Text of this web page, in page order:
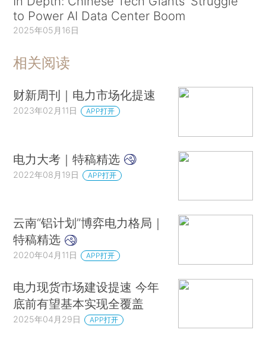
to Power AI Data Center Boom
2025年05月16日
相关阅读
财新周刊｜电力市场化提速
2023年02月11日 APP打开
电力大考｜特稿精选
2022年08月19日 APP打开
云南“铝计划”博弈电力格局｜
特稿精选
2020年04月11日 APP打开
电力现货市场建设提速 今年
底前有望基本实现全覆盖
2025年04月29日 APP打开